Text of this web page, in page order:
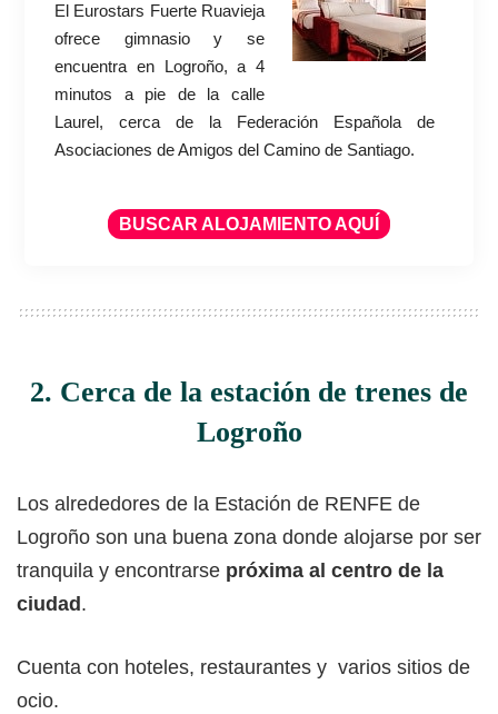
El Eurostars Fuerte Ruavieja
ofrece gimnasio y se
encuentra en Logroño, a 4
minutos a pie de la calle
Laurel, cerca de la Federación Española de
Asociaciones de Amigos del Camino de Santiago.
BUSCAR ALOJAMIENTO AQUÍ
2. Cerca de la estación de trenes de
Logroño
Los alrededores de la Estación de RENFE de
Logroño son una buena zona donde alojarse por ser
tranquila y encontrarse próxima al centro de la
ciudad .
Cuenta con hoteles, restaurantes y varios sitios de
ocio.